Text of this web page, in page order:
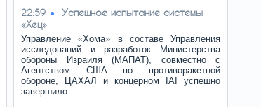
22:59
Успешное испытание системы
«Хец»
Управление «Хома» в составе Управления
исследований и разработок Министерства
обороны Израиля (МАПАТ), совместно с
Агентством США по противоракетной
обороне, ЦАХАЛ и концерном IAI успешно
завершило…